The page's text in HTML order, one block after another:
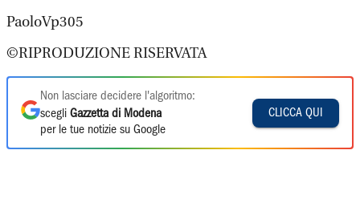
PaoloVp305
©RIPRODUZIONE RISERVATA
Non lasciare decidere l'algoritmo:
scegli Gazzetta di Modena
per le tue notizie su Google
CLICCA QUI